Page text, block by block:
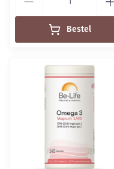
Bestel